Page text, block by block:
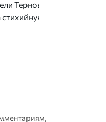
Терновки